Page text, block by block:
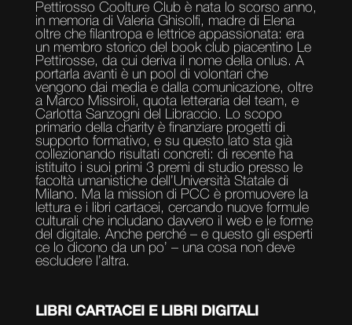
Pettirosso Coolture Club è nata lo scorso anno,
in memoria di Valeria Ghisolfi, madre di Elena
oltre che filantropa e lettrice appassionata: era
un membro storico del book club piacentino Le
Pettirosse, da cui deriva il nome della onlus. A
portarla avanti è un pool di volontari che
vengono dai media e dalla comunicazione, oltre
a Marco Missiroli, quota letteraria del team, e
Carlotta Sanzogni del Libraccio. Lo scopo
primario della charity è finanziare progetti di
supporto formativo, e su questo lato sta già
collezionando risultati concreti: di recente ha
istituito i suoi primi 3 premi di studio presso le
facoltà umanistiche dell’Università Statale di
Milano. Ma la mission di PCC è promuovere la
lettura e i libri cartacei, cercando nuove formule
culturali che includano davvero il web e le forme
del digitale. Anche perché – e questo gli esperti
ce lo dicono da un po’ – una cosa non deve
escludere l’altra.
LIBRI CARTACEI E LIBRI DIGITALI